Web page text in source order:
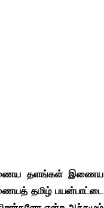
இணைய தளங்கள் இணைய
தமிழ் பயன்பாட்டை